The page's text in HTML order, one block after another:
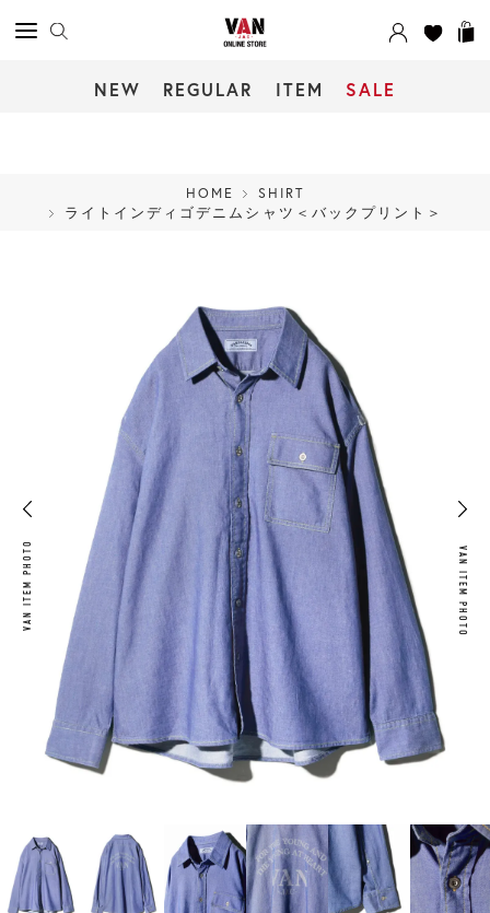
NEW REGULAR ITEM SALE
HOME
SHIRT
ライトインディゴデニムシャツ＜バックプリント＞
VAN ITEM PHOTO
VAN ITEM PHOTO